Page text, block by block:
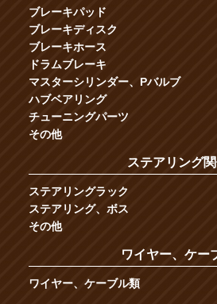
ブレーキパッド
ブレーキディスク
ブレーキホース
ドラムブレーキ
マスターシリンダー、Pバルブ
ハブベアリング
チューニングパーツ
その他
ステアリング
ステアリングラック
ステアリング、ボス
その他
ワイヤー、ケー
ワイヤー、ケーブル類